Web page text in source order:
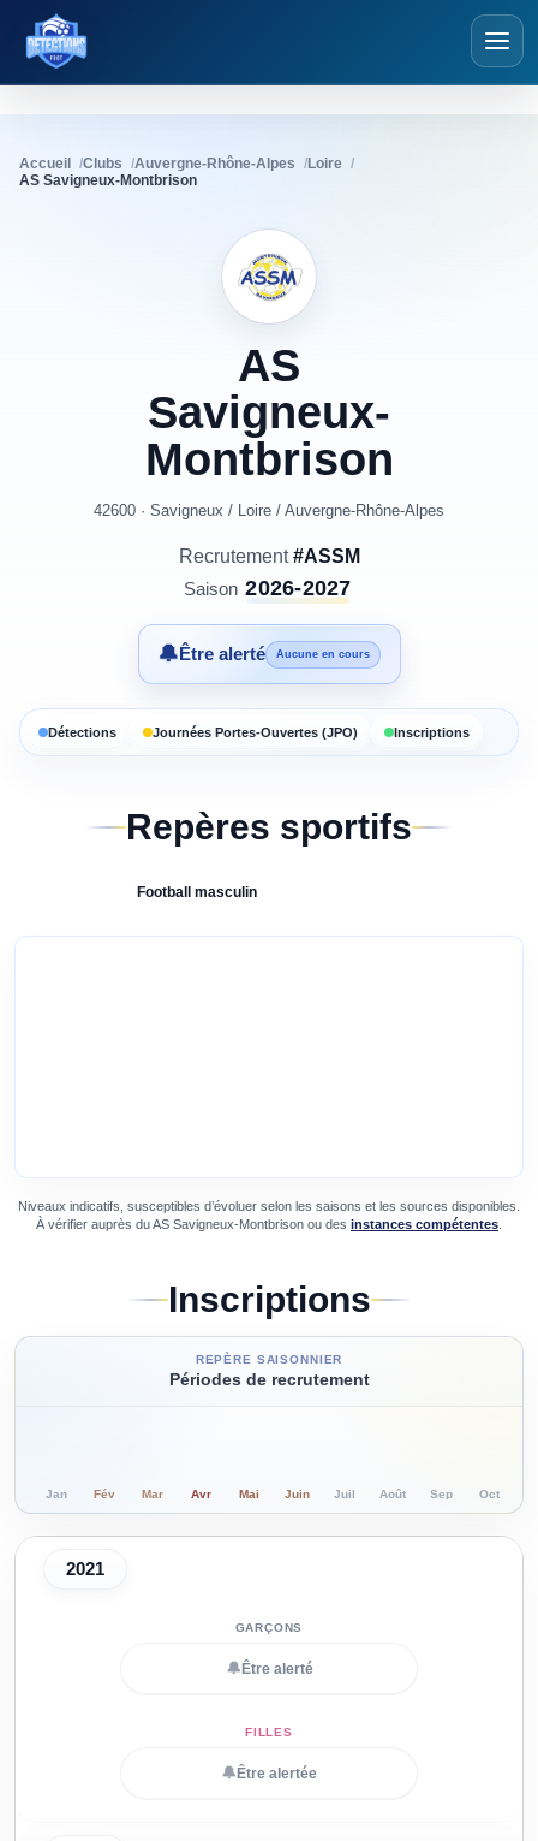
Détections Foot
Accueil Clubs Auvergne-Rhône-Alpes
Loire
AS Savigneux-Montbrison
AS
Savigneux-
Montbrison
42600 · Savigneux / Loire / Auvergne-Rhône-Alpes
Recrutement#ASSM
Saison 2026-2027
🔔Être alerté Aucune en cours
Détections Journées Portes-Ouvertes (JPO) Inscriptions
Repères sportifs
Football masculin
Niveaux indicatifs, susceptibles d’évoluer selon les saisons et les sources disponibles.
À vérifier auprès duAS Savigneux-Montbrison ou des instances compétentes
Inscriptions
REPÈRE SAISONNIER
Périodes de recrutement
Jan Fév Mar Avr Mai Juin Juil Août Sep Oct
2021
🔔 Être alerté
🔔 Être alertée